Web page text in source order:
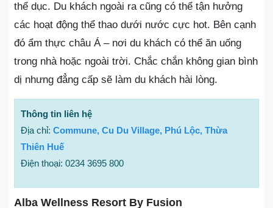
thể dục. Du khách ngoài ra cũng có thể tận hưởng
các hoạt động thể thao dưới nước cực hot. Bên cạnh
đó ẩm thực châu Á – nơi du khách có thể ăn uống
trong nhà hoặc ngoài trời. Chắc chắn không gian bình
dị nhưng đẳng cấp sẽ làm du khách hài lòng.
Thông tin liên hệ
Địa chỉ: Commune, Cu Du Village, Phú Lộc, Thừa
Thiên Huế
Điện thoại: 0234 3695 800
Alba Wellness Resort By Fusion